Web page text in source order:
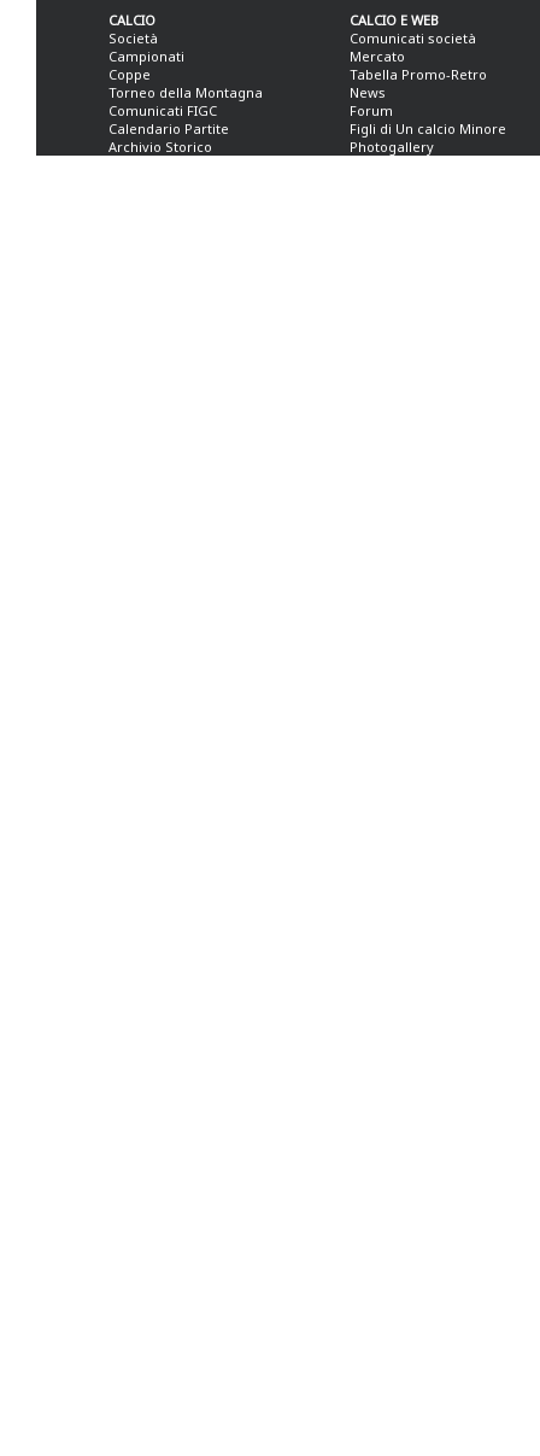
CALCIO
Società
Campionati
Coppe
Torneo della Montagna
Comunicati FIGC
Calendario Partite
Archivio Storico
CALCIO E WEB
Comunicati società
Mercato
Tabella Promo-Retro
News
Forum
Figli di Un calcio Minore
Photogallery